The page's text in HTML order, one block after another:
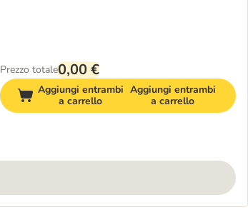
Prezzo totale0,00 €
Aggiungi entrambi
a carrello
Aggiungi entrambi
a carrello